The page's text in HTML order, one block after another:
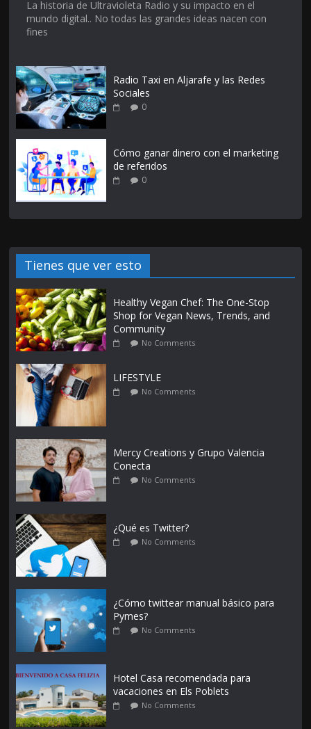
La historia de Ultravioleta Radio y su impacto en el
mundo digital.. No todas las grandes ideas nacen con
fines
Radio Taxi en Aljarafe y las Redes
Sociales
0
Cómo ganar dinero con el marketing
de referidos
0
Tienes que ver esto
Healthy Vegan Chef: The One-Stop
Shop for Vegan News, Trends, and
Community
No Comments
LIFESTYLE
No Comments
Mercy Creations y Grupo Valencia
Conecta
No Comments
¿Qué es Twitter?
No Comments
¿Cómo twittear manual básico para
Pymes?
No Comments
Hotel Casa recomendada para
vacaciones en Els Poblets
No Comments